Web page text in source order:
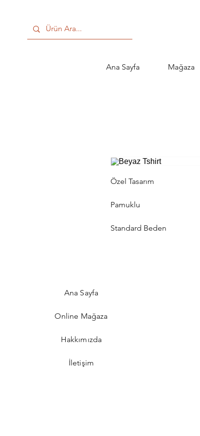
Ana Sayfa Mağaza
Özel Tasarım
Pamuklu
Standard Beden
Ana Sayfa
Online Mağaza
Hakkımızda
İletişim